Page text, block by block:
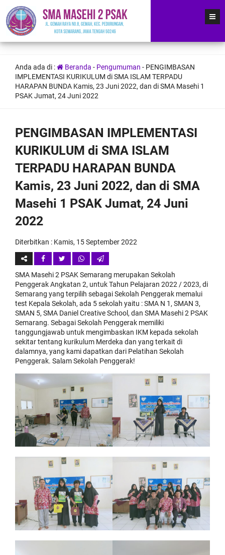
Anda ada di : Beranda - Pengumuman - PENGIMBASAN
IMPLEMENTASI KURIKULUM di SMA ISLAM TERPADU
HARAPAN BUNDA Kamis, 23 Juni 2022, dan di SMA Masehi 1
PSAK Jumat, 24 Juni 2022
PENGIMBASAN IMPLEMENTASI
KURIKULUM di SMA ISLAM
TERPADU HARAPAN BUNDA
Kamis, 23 Juni 2022, dan di SMA
Masehi 1 PSAK Jumat, 24 Juni
2022
Diterbitkan : Kamis, 15 September 2022
SMA Masehi 2 PSAK Semarang merupakan Sekolah
Penggerak Angkatan 2, untuk Tahun Pelajaran 2022 / 2023, di
Semarang yang terpilih sebagai Sekolah Penggerak memalui
test Kepala Sekolah, ada 5 sekolah yaitu : SMA N 1, SMAN 3,
SMAN 5, SMA Daniel Creative School, dan SMA Masehi 2 PSAK
Semarang. Sebagai Sekolah Penggerak memiliki
tanggungjawab untuk mengimbaskan IKM kepada sekolah
sekitar tentang kurikulum Merdeka dan yang terkait di
dalamnya, yang kami dapatkan dari Pelatihan Sekolah
Penggerak. Salam Sekolah Penggerak!